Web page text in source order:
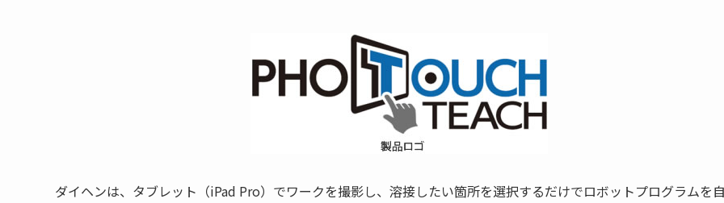
ダイヘンは、タブレット（iPad Pro）でワークを撮影し、溶接したい箇所を選択するだけでロボットプログラムを